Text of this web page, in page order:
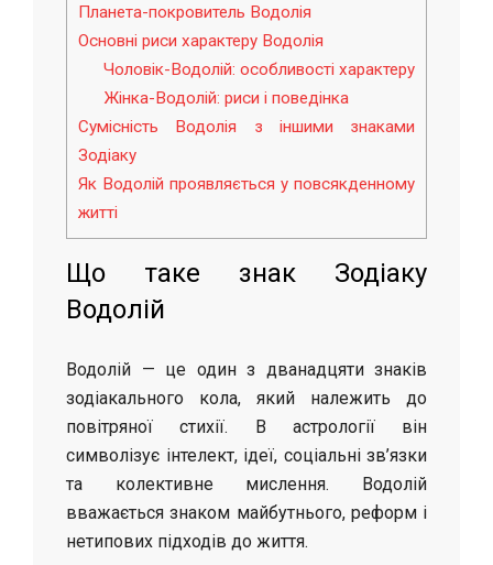
Планета-покровитель Водолія
Основні риси характеру Водолія
Чоловік-Водолій: особливості характеру
Жінка-Водолій: риси і поведінка
Сумісність Водолія з іншими знаками
Зодіаку
Як Водолій проявляється у повсякденному
житті
Що таке знак Зодіаку
Водолій
Водолій — це один з дванадцяти знаків
зодіакального кола, який належить до
повітряної стихії. В астрології він
символізує інтелект, ідеї, соціальні зв’язки
та колективне мислення. Водолій
вважається знаком майбутнього, реформ і
нетипових підходів до життя.